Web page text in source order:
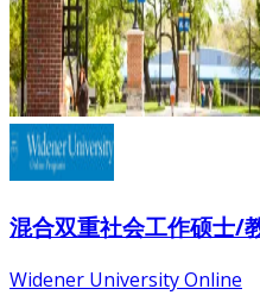
混合双重社会工作硕士/
Widener University Online